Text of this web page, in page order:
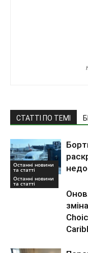
СТАТТІ ПО ТЕМІ
Останні новини
та статті
Останні новини
та статті